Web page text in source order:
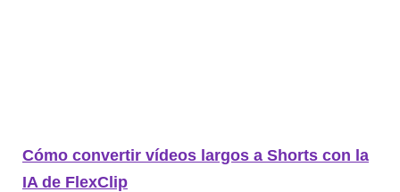
Cómo convertir vídeos largos a Shorts con la
IA de FlexClip